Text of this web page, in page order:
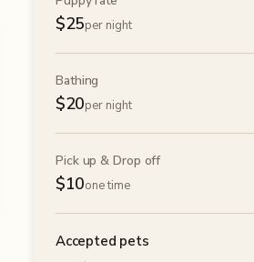
$25per night
Bathing
$20per night
Pick up & Drop off
$10one time
Accepted pets